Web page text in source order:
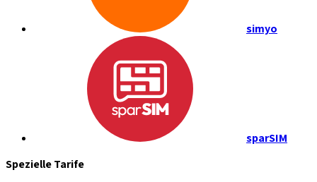
simyo
sparSIM
Spezielle Tarife